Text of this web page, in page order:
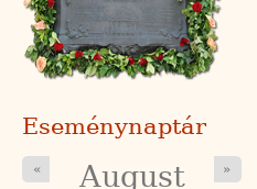
Eseménynaptár
« August »